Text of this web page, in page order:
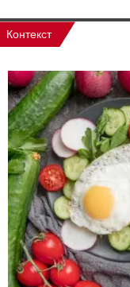
Контекст